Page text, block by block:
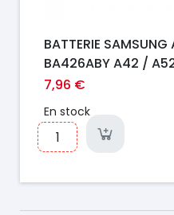
BATTERIE
BA426ABY A42 /
7,96 €
En stock